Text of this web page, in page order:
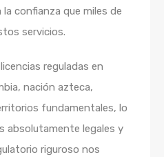
confianza que miles de
servicios.
reguladas en
nación azteca,
fundamentales, lo
absolutamente legales y
riguroso nos